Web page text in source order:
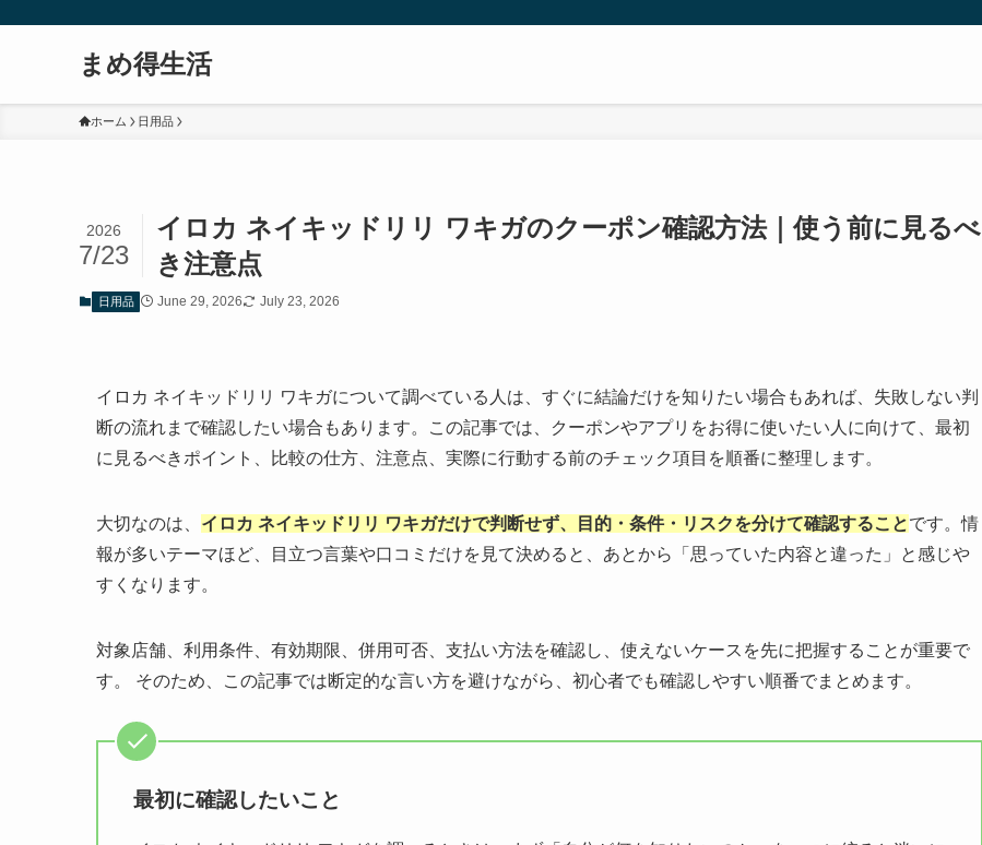
まめ得生活
ホーム 日用品
イロカ ネイキッドリリ ワキガのクーポン確認方法｜使う前に見るべ
き注意点
2026
7/23
日用品 June 29, 2026 July 23, 2026
イロカ ネイキッドリリ ワキガについて調べている人は、すぐに結論だけを知りたい場合もあれば、失敗しない判
断の流れまで確認したい場合もあります。この記事では、クーポンやアプリをお得に使いたい人に向けて、最初
に見るべきポイント、比較の仕方、注意点、実際に行動する前のチェック項目を順番に整理します。
大切なのは、 イロカ ネイキッドリリ ワキガだけで判断せず、目的・条件・リスクを分けて確認することです。情
報が多いテーマほど、目立つ言葉や口コミだけを見て決めると、あとから「思っていた内容と違った」と感じや
すくなります。
対象店舗、利用条件、有効期限、併用可否、支払い方法を確認し、使えないケースを先に把握することが重要で
す。 そのため、この記事では断定的な言い方を避けながら、初心者でも確認しやすい順番でまとめます。
最初に確認したいこと